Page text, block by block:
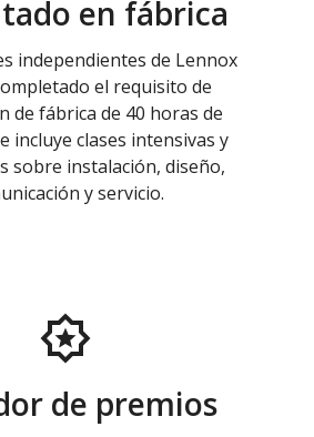
en fábrica
independientes de Lennox
el requisito de
de fábrica de 40 horas de
incluye clases intensivas y
sobre instalación, diseño,
y servicio.
de premios